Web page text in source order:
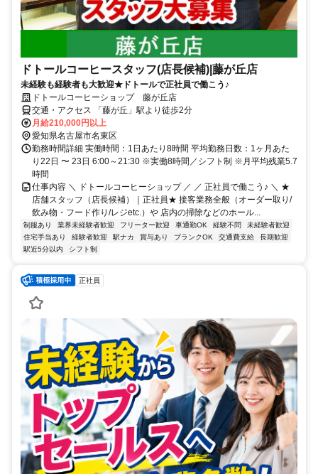
ドトールコーヒースタッフ(店長候補)|藤が丘店
未経験も経験者も大歓迎★ドトールで正社員で働こう♪
ドトールコーヒーショップ 藤が丘店
交通・アクセス 「藤が丘」駅より徒歩2分
月給210,000円以上
愛知県名古屋市名東区
勤務時間詳細 実働時間：1日あたり8時間 平均勤務日数：1ヶ月あた
り22日 〜 23日 6:00～21:30 ※実働8時間／シフト制 ※月平均残業5.7
時間
仕事内容 ＼ ドトールコーヒーショップ ／ ／ 正社員で働こう♪ ＼ ★
店舗スタッフ（店長候補）｜正社員★ 接客業務全般（オーダー取り/
飲み物・フード作り/レジetc.）や 店内の掃除などのホール...
制服あり 業界未経験者歓迎 フリーター歓迎 車通勤OK 経験不問
未経験者歓迎
住宅手当あり
経験者歓迎 駅ナカ 賞与あり ブランクOK 交通費支給
長期歓迎
駅近5分以内
シフト制
正社員